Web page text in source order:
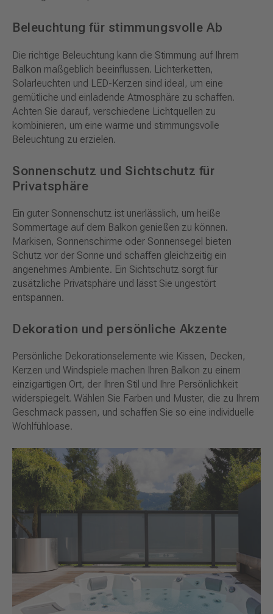
Beleuchtung für stimmungsvolle Ab
Die richtige Beleuchtung kann die Stimmung auf Ihrem
Balkon maßgeblich beeinflussen. Lichterketten,
Solarleuchten und LED-Kerzen sind ideal, um eine
gemütliche und einladende Atmosphäre zu schaffen.
Achten Sie darauf, verschiedene Lichtquellen zu
kombinieren, um eine warme und stimmungsvolle
Beleuchtung zu erzielen.
Sonnenschutz und Sichtschutz für
Privatsphäre
Ein guter Sonnenschutz ist unerlässlich, um heiße
Sommertage auf dem Balkon genießen zu können.
Markisen, Sonnenschirme oder Sonnensegel bieten
Schutz vor der Sonne und schaffen gleichzeitig ein
angenehmes Ambiente. Ein Sichtschutz sorgt für
zusätzliche Privatsphäre und lässt Sie ungestört
entspannen.
Dekoration und persönliche Akzente
Persönliche Dekorationselemente wie Kissen, Decken,
Kerzen und Windspiele machen Ihren Balkon zu einem
einzigartigen Ort, der Ihren Stil und Ihre Persönlichkeit
widerspiegelt. Wählen Sie Farben und Muster, die zu Ihrem
Geschmack passen, und schaffen Sie so eine individuelle
Wohlfühloase.